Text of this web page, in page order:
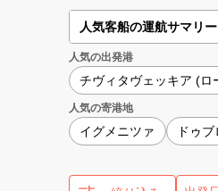
人気客船の運航サマリー
人気の出発港
チヴィタヴェッキア (ロ
人気の寄港地
イグメニツァ ドゥ